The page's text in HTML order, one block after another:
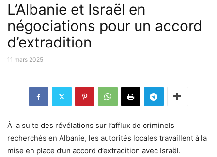
L’Albanie et Israël en
négociations pour un accord
d’extradition
11 mars 2025
À la suite des révélations sur l’afflux de criminels
recherchés en Albanie, les autorités locales travaillent à la
mise en place d’un accord d’extradition avec Israël.